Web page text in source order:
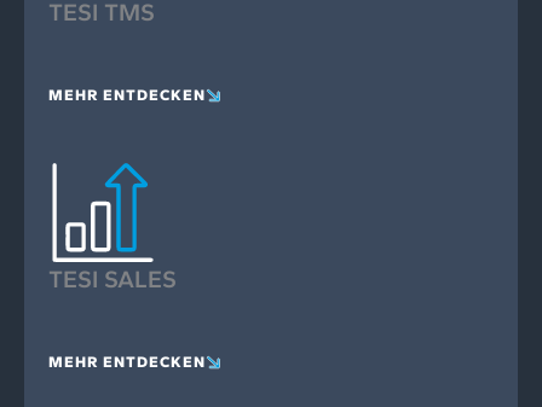
TESI TMS
MEHR ENTDECKEN
TESI SALES
MEHR ENTDECKEN